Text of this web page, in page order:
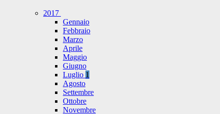
2017
Gennaio
Febbraio
Marzo
Aprile
Maggio
Giugno
Luglio 1
Agosto
Settembre
Ottobre
Novembre